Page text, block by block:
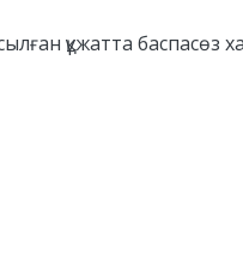
құжатта баспасөз